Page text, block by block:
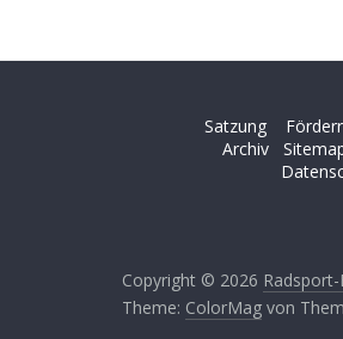
Satzung
Archiv
Copyright © 2026
Theme: ColorMag von